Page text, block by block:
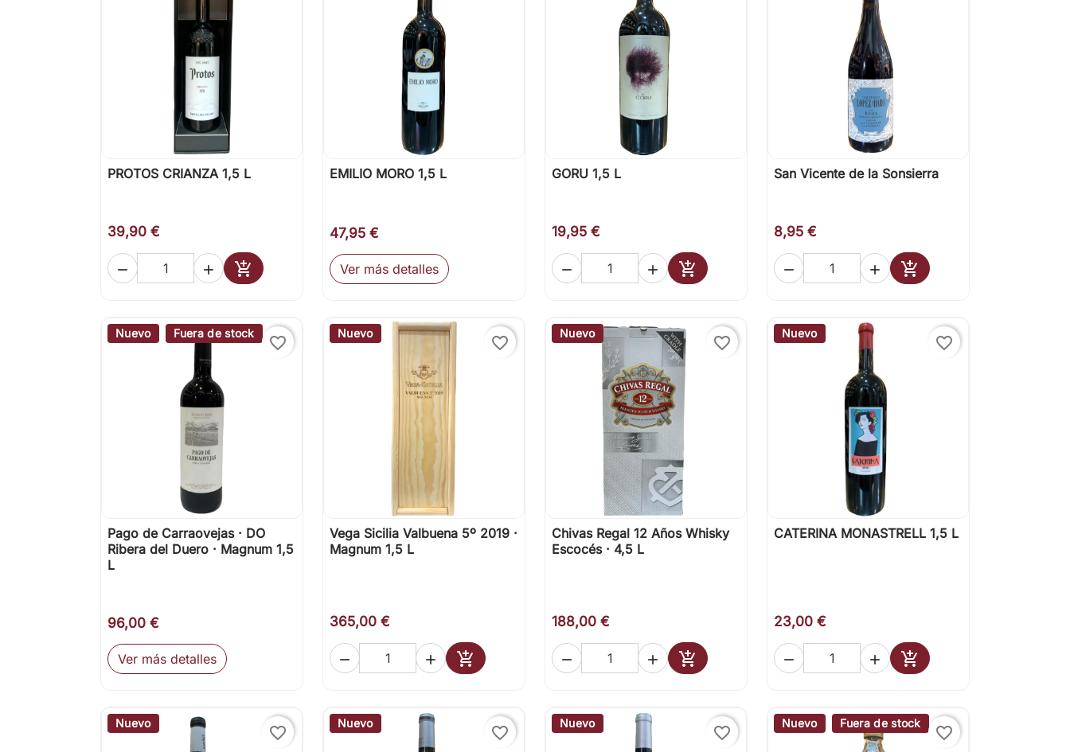
 Vista rápida
PROTOS CRIANZA 1,5 L
39,90 €
  
Añadir al carrito
 Vista rápida
EMILIO MORO 1,5 L
47,95 €
Ver más detalles
 Vista rápida
GORU 1,5 L
19,95 €
  
Añadir al carrito
 Vista rápida
San Vicente de la Sonsierra
8,95 €
  
Añadir al carrito
Nuevo Fuera de stock
favorite_border
 Vista rápida
Pago de Carraovejas · DO
Ribera del Duero · Magnum 1,5
L
96,00 €
Ver más detalles
Nuevo
favorite_border
 Vista rápida
Vega Sicilia Valbuena 5º 2019 ·
Magnum 1,5 L
365,00 €
  
Añadir al carrito
Nuevo
favorite_border
 Vista rápida
Chivas Regal 12 Años Whisky
Escocés · 4,5 L
188,00 €
  
Añadir al carrito
Nuevo
favorite_border
 Vista rápida
CATERINA MONASTRELL 1,5 L
23,00 €
  
Añadir al carrito
Nuevo
favorite_border
Nuevo
favorite_border
Nuevo
favorite_border
Nuevo Fuera de stock
favorite_border